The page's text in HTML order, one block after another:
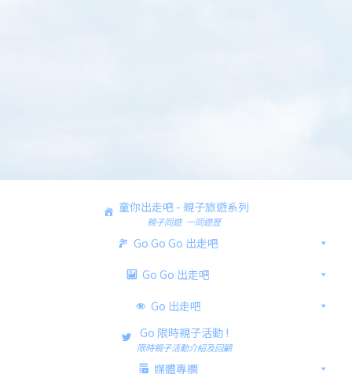
童你出走吧 - 親子旅遊系列
親子同遊 一同遊歷
Go Go Go 出走吧
Go Go 出走吧
Go 出走吧
Go 限時親子活動 !
限時親子活動介紹及回顧
媒體專欄